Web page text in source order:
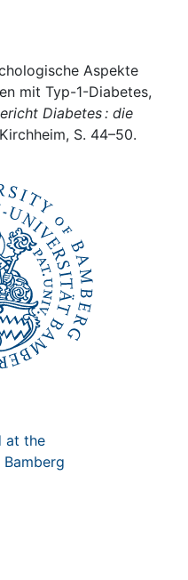
Aspekte
mit Typ-1-Diabetes,
Diabetes : die
S. 44–50.
at the